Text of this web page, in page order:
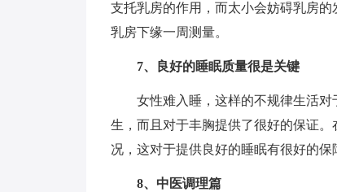
支托乳房的作用，而太小会妨碍乳房
乳房下缘一周测量。
7、良好的睡眠质量很是关键
女性难入睡，这样的不规律生活
生，而且对于丰胸提供了很好的保证
况，这对于提供良好的睡眠有很好的保
8、中医调理篇